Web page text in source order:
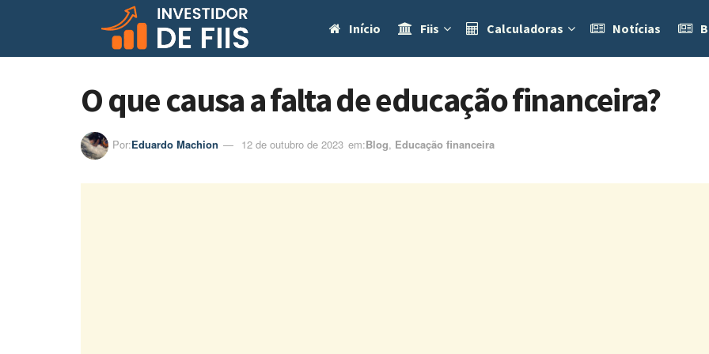
Início Fiis Calculadoras Notícias
O que causa a falta de educação financeira?
Por:Eduardo Machion 12 de outubro de 2023 em:ㅤBlog, Educação financeira